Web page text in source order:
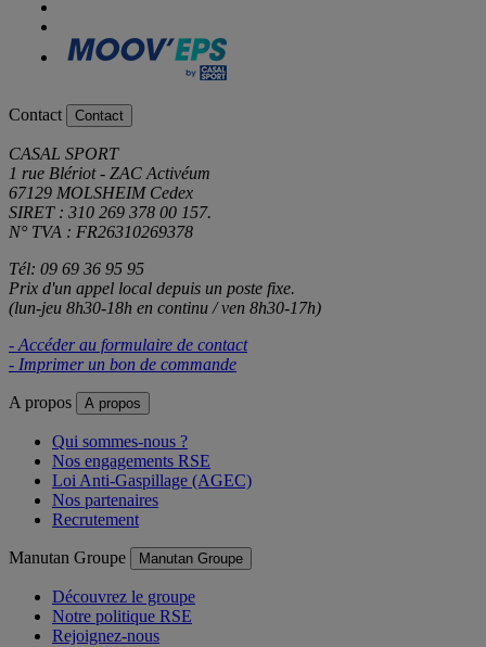
Contact Contact
CASAL SPORT
1 rue Blériot - ZAC Activéum
67129 MOLSHEIM Cedex
SIRET : 310 269 378 00 157.
N° TVA : FR26310269378
Tél: 09 69 36 95 95
Prix d'un appel local depuis un poste fixe.
(lun-jeu 8h30-18h en continu / ven 8h30-17h)
- Accéder au formulaire de contact
- Imprimer un bon de commande
A propos A propos
Qui sommes-nous ?
Nos engagements RSE
Loi Anti-Gaspillage (AGEC)
Nos partenaires
Recrutement
Manutan Groupe Manutan Groupe
Découvrez le groupe
Notre politique RSE
Rejoignez-nous